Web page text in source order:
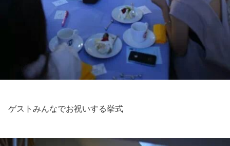
ゲストみんなでお祝いする挙式